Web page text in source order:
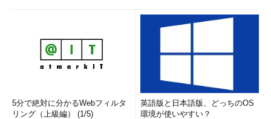
5分で絶対に分かるWebフィルタ
リング（上級編） (1/5)
英語版と日本語版、どっちのOS
環境が使いやすい？